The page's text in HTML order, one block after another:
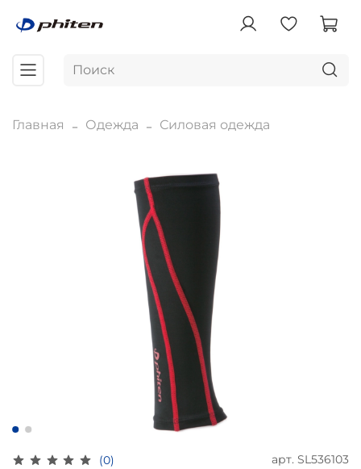
Главная Одежда Силовая одежда
(0) арт. SL536103